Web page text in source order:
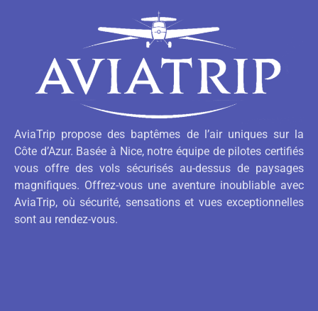
AviaTrip propose des baptêmes de l’air uniques sur la
Côte d’Azur. Basée à Nice, notre équipe de pilotes certifiés
vous offre des vols sécurisés au-dessus de paysages
magnifiques. Offrez-vous une aventure inoubliable avec
AviaTrip, où sécurité, sensations et vues exceptionnelles
sont au rendez-vous.